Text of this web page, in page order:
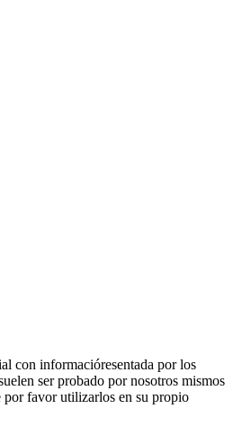
con informacióresentada por los
ser probado por nosotros mismos
por favor utilizarlos en su propio